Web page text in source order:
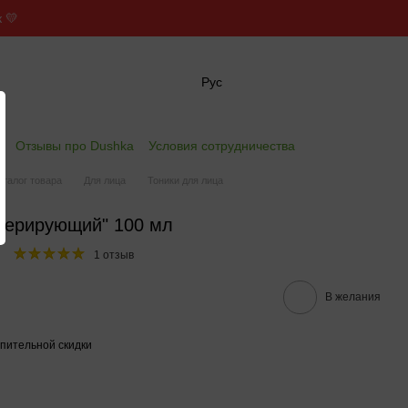
💛
Рус
Отзывы про Dushka Условия сотрудничества
товара Для лица
Тоники для лица
100 мл
1 отзыв
В желания
скидки